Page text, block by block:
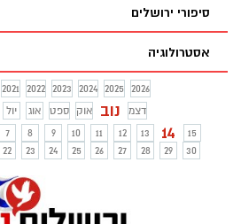
סיפורי ירושלים
אסטרולוגיה
2021 2022 2023 2024 2025
2026
יול אוג ספט אוק נוב
דצמ
7 8 9 10 11 12 13 14
15
22 23 24 25 26 27 28 29 30